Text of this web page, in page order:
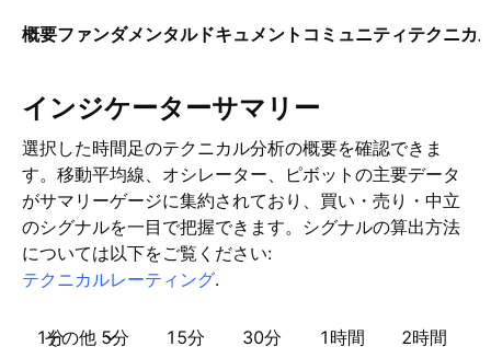
概要ファンダメンタルドキュメント コミュニティテクニカ
インジケーターサマリー
選択した時間足のテクニカル分析の概要を確認できま
す。移動平均線、オシレーター、ピボットの主要データ
がサマリーゲージに集約されており、買い・売り・中立
のシグナルを一目で把握できます。シグナルの算出方法
については以下をご覧ください:
テクニカルレーティング.
1分 5分 15分 30分 1時間 2時間
その他